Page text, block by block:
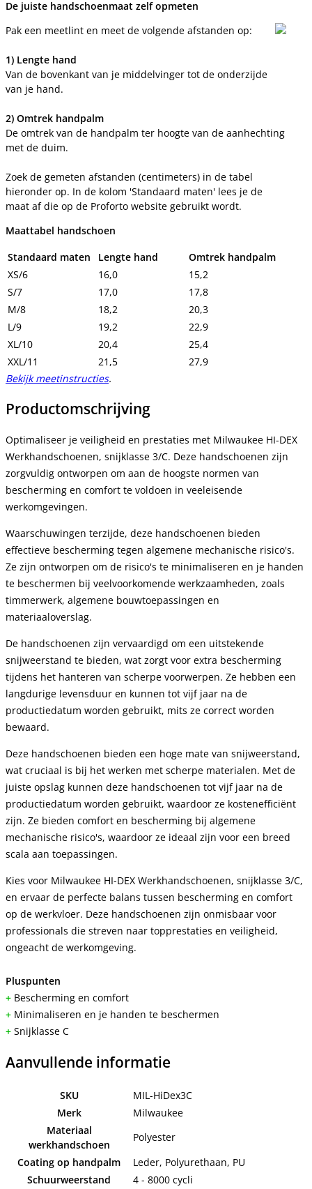
De juiste handschoenmaat zelf opmeten
Pak een meetlint en meet de volgende afstanden op:
1) Lengte hand
Van de bovenkant van je middelvinger tot de onderzijde
van je hand.
2) Omtrek handpalm
De omtrek van de handpalm ter hoogte van de aanhechting
met de duim.
Zoek de gemeten afstanden (centimeters) in de tabel
hieronder op. In de kolom 'Standaard maten' lees je de
maat af die op de Proforto website gebruikt wordt.
Maattabel handschoen
Standaard maten
Lengte hand
Omtrek handpalm
XS/6
16,0
15,2
S/7
17,0
17,8
M/8
18,2
20,3
L/9
19,2
22,9
XL/10
20,4
25,4
XXL/11
21,5
27,9
Bekijk meetinstructies.
Productomschrijving
Optimaliseer je veiligheid en prestaties met Milwaukee HI-DEX
Werkhandschoenen, snijklasse 3/C. Deze handschoenen zijn
zorgvuldig ontworpen om aan de hoogste normen van
bescherming en comfort te voldoen in veeleisende
werkomgevingen.
Waarschuwingen terzijde, deze handschoenen bieden
effectieve bescherming tegen algemene mechanische risico's.
Ze zijn ontworpen om de risico's te minimaliseren en je handen
te beschermen bij veelvoorkomende werkzaamheden, zoals
timmerwerk, algemene bouwtoepassingen en
materiaaloverslag.
De handschoenen zijn vervaardigd om een uitstekende
snijweerstand te bieden, wat zorgt voor extra bescherming
tijdens het hanteren van scherpe voorwerpen. Ze hebben een
langdurige levensduur en kunnen tot vijf jaar na de
productiedatum worden gebruikt, mits ze correct worden
bewaard.
Deze handschoenen bieden een hoge mate van snijweerstand,
wat cruciaal is bij het werken met scherpe materialen. Met de
juiste opslag kunnen deze handschoenen tot vijf jaar na de
productiedatum worden gebruikt, waardoor ze kostenefficiënt
zijn. Ze bieden comfort en bescherming bij algemene
mechanische risico's, waardoor ze ideaal zijn voor een breed
scala aan toepassingen.
Kies voor Milwaukee HI-DEX Werkhandschoenen, snijklasse 3/C,
en ervaar de perfecte balans tussen bescherming en comfort
op de werkvloer. Deze handschoenen zijn onmisbaar voor
professionals die streven naar topprestaties en veiligheid,
ongeacht de werkomgeving.
Pluspunten
+ Bescherming en comfort
+ Minimaliseren en je handen te beschermen
+ Snijklasse C
Aanvullende informatie
SKU
MIL-HiDex3C
Merk
Milwaukee
Materiaal
werkhandschoen
Polyester
Coating op handpalm
Leder, Polyurethaan, PU
Schuurweerstand
4 - 8000 cycli